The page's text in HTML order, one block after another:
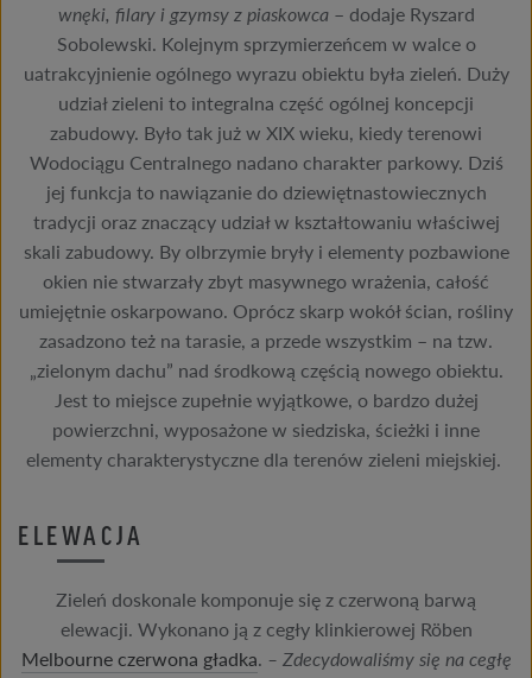
wnęki, filary i gzymsy z piaskowca– dodaje Ryszard
Sobolewski. Kolejnym sprzymierzeńcem w walce o
uatrakcyjnienie ogólnego wyrazu obiektu była zieleń. Duży
udział zieleni to integralna część ogólnej koncepcji
zabudowy. Było tak już w XIX wieku, kiedy terenowi
Wodociągu Centralnego nadano charakter parkowy. Dziś
jej funkcja to nawiązanie do dziewiętnastowiecznych
tradycji oraz znaczący udział w kształtowaniu właściwej
skali zabudowy. By olbrzymie bryły i elementy pozbawione
okien nie stwarzały zbyt masywnego wrażenia, całość
umiejętnie oskarpowano. Oprócz skarp wokół ścian, rośliny
zasadzono też na tarasie, a przede wszystkim – na tzw.
„zielonym dachu” nad środkową częścią nowego obiektu.
Jest to miejsce zupełnie wyjątkowe, o bardzo dużej
powierzchni, wyposażone w siedziska, ścieżki i inne
elementy charakterystyczne dla terenów zieleni miejskiej.
ELEWACJA
Zieleń doskonale komponuje się z czerwoną barwą
elewacji. Wykonano ją z cegły klinkierowej Röben
Melbourne czerwona gładka. – Zdecydowaliśmy się na cegłę